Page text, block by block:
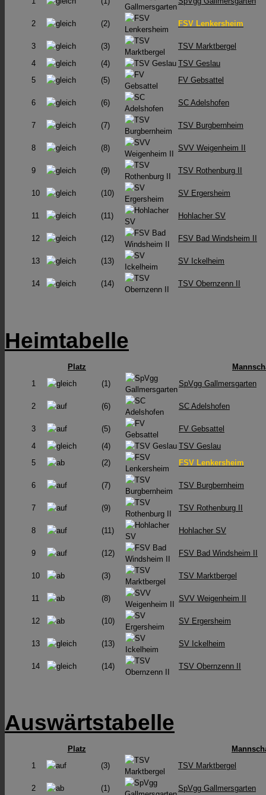
2 (2) FSV Lenkersheim
3 (3)
TSV Marktbergel
4
(4)
TSV Geslau
5
(5) FV Gebsattel
6 (6) SC Adelshofen
7 (7) TSV Burgbernheim
8 (8) SVV Weigenheim II
9 (9) TSV Rothenburg II
10 (10) SV Ergersheim
11 (11) Hohlacher SV
12 (12) FSV Bad Windsheim II
13 (13) SV Ickelheim
14 (14) TSV Obernzenn II
Heimtabelle
Platz
1
(1) SpVgg Gallmersgarten
2 (6) SC Adelshofen
3 (5)
FV Gebsattel
4
(4)
TSV Geslau
5
(2) FSV Lenkersheim
6 (7) TSV Burgbernheim
7 (9) TSV Rothenburg II
8 (11) Hohlacher SV
9 (12) FSV Bad Windsheim II
10 (3) TSV Marktbergel
11 (8) SVV Weigenheim II
12 (10) SV Ergersheim
13 (13) SV Ickelheim
14 (14) TSV Obernzenn II
Auswärtstabelle
Platz
1
(3) TSV Marktbergel
2 (1) SpVgg Gallmersgarten